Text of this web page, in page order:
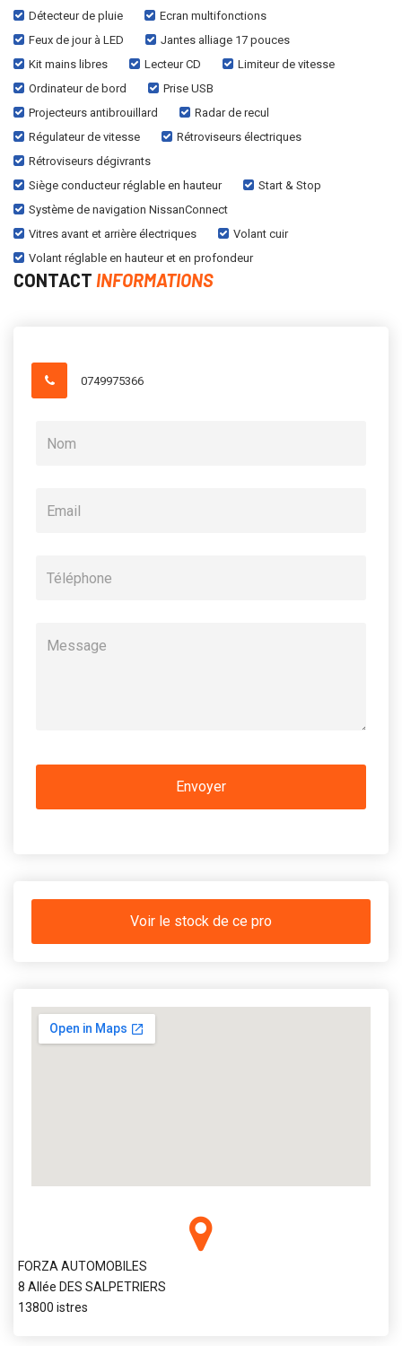
Détecteur de pluie
Ecran multifonctions
Feux de jour à LED
Jantes alliage 17 pouces
Kit mains libres
Lecteur CD
Limiteur de vitesse
Ordinateur de bord
Prise USB
Projecteurs antibrouillard
Radar de recul
Régulateur de vitesse
Rétroviseurs électriques
Rétroviseurs dégivrants
Siège conducteur réglable en hauteur
Start & Stop
Système de navigation NissanConnect
Vitres avant et arrière électriques
Volant cuir
Volant réglable en hauteur et en profondeur
CONTACT INFORMATIONS
0749975366
Voir le stock de ce pro
FORZA AUTOMOBILES
8 Allée DES SALPETRIERS
13800 istres